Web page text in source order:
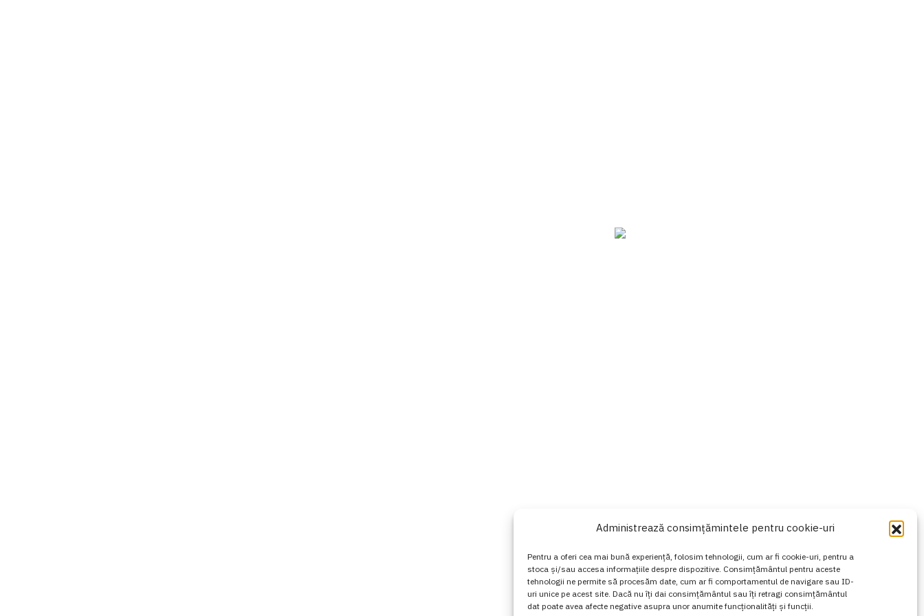
Administrează consimțămintele pentru cookie-uri
Pentru a oferi cea mai bună experiență, folosim tehnologii, cum ar fi cookie-uri, pentru a
stoca și/sau accesa informațiile despre dispozitive. Consimțământul pentru aceste
tehnologii ne permite să procesăm date, cum ar fi comportamentul de navigare sau ID-
uri unice pe acest site. Dacă nu îți dai consimțământul sau îți retragi consimțământul
dat poate avea afecte negative asupra unor anumite funcționalități și funcții.